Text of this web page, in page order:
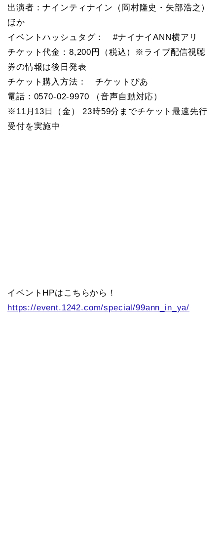
出演者：ナインティナイン（岡村隆史・矢部浩之）
ほか
イベントハッシュタグ： #ナイナイANN横アリ
チケット代金：8,200円（税込）※ライブ配信視聴
券の情報は後日発表
チケット購入方法： チケットぴあ
電話：0570-02-9970 （音声自動対応）
※11月13日（金） 23時59分までチケット最速先行
受付を実施中
イベントHPはこちらから！
https://event.1242.com/special/99ann_in_ya/